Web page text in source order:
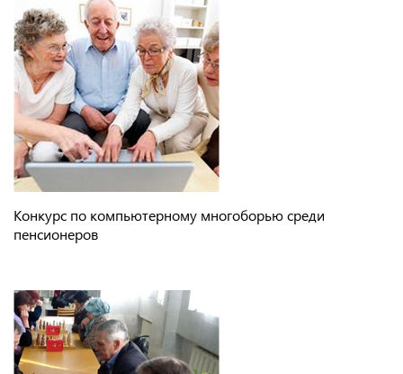
Конкурс по компьютерному многоборью среди
пенсионеров